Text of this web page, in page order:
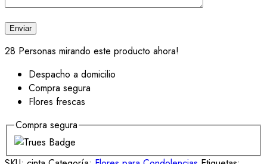
28 Personas mirando este producto ahora!
Despacho a domicilio
Compra segura
Flores frescas
Compra segura